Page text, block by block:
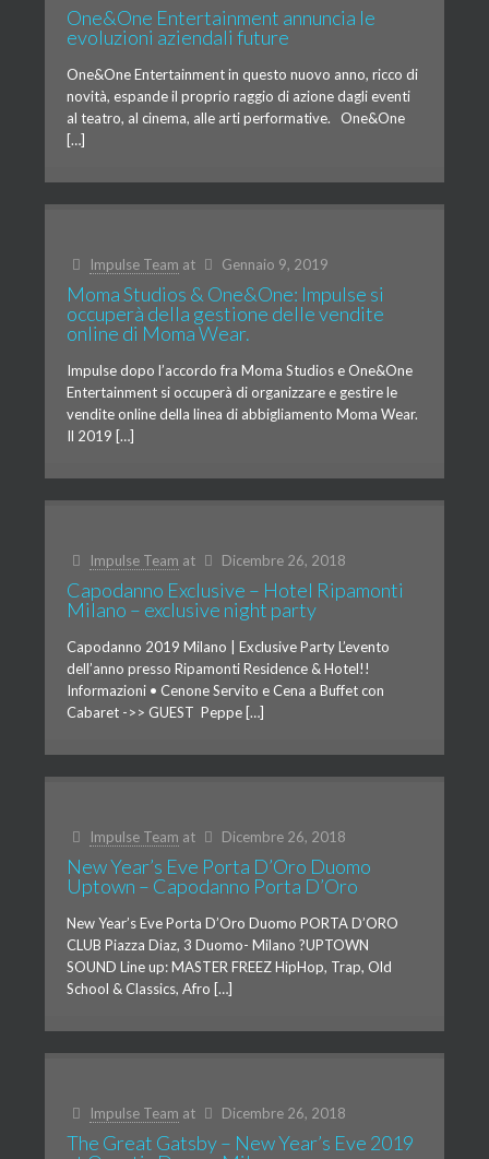
One&One Entertainment annuncia le
evoluzioni aziendali future
One&One Entertainment in questo nuovo anno, ricco di
novità, espande il proprio raggio di azione dagli eventi
al teatro, al cinema, alle arti performative. One&One
[…]
Impulse Team at Gennaio 9, 2019
Moma Studios & One&One: Impulse si
occuperà della gestione delle vendite
online di Moma Wear.
Impulse dopo l’accordo fra Moma Studios e One&One
Entertainment si occuperà di organizzare e gestire le
vendite online della linea di abbigliamento Moma Wear.
Il 2019 […]
Impulse Team at Dicembre 26, 2018
Capodanno Exclusive – Hotel Ripamonti
Milano – exclusive night party
Capodanno 2019 Milano | Exclusive Party L’evento
dell’anno presso Ripamonti Residence & Hotel!!
Informazioni • Cenone Servito e Cena a Buffet con
Cabaret ->> GUEST Peppe […]
Impulse Team at Dicembre 26, 2018
New Year’s Eve Porta D’Oro Duomo
Uptown – Capodanno Porta D’Oro
New Year’s Eve Porta D’Oro Duomo PORTA D’ORO
CLUB Piazza Diaz, 3 Duomo- Milano ?UPTOWN
SOUND Line up: MASTER FREEZ HipHop, Trap, Old
School & Classics, Afro […]
Impulse Team at Dicembre 26, 2018
The Great Gatsby – New Year’s Eve 2019